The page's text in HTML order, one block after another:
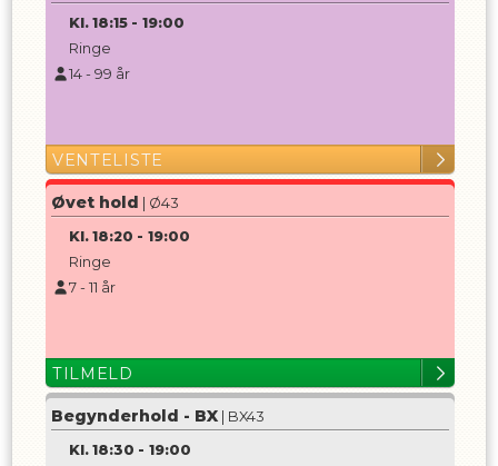
Kl. 18:15 -19:00
Ringe
14 -99 år
VENTELISTE
Øvet hold
| Ø43
Kl. 18:20 -19:00
Ringe
7 -11 år
TILMELD
Begynderhold - BX
| BX43
Kl. 18:30 -19:00